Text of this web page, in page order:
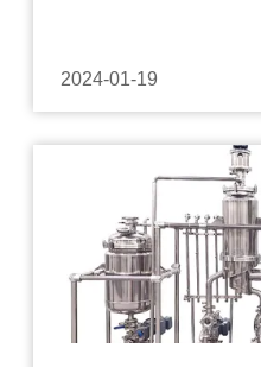
2024-01-19